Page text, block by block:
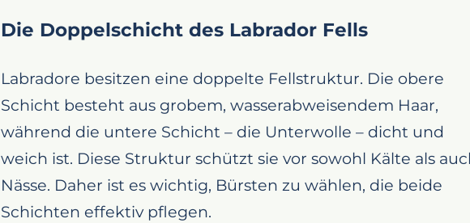
Die Doppelschicht des Labrador Fells
Labradore besitzen eine doppelte Fellstruktur. Die obere
Schicht besteht aus grobem, wasserabweisendem Haar,
während die untere Schicht – die Unterwolle – dicht und
weich ist. Diese Struktur schützt sie vor sowohl Kälte als
Nässe. Daher ist es wichtig, Bürsten zu wählen, die beide
Schichten effektiv pflegen.